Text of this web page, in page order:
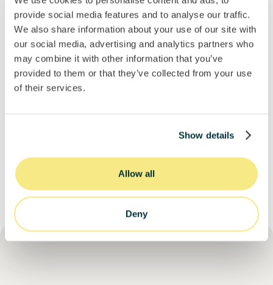
provide social media features and to analyse our traffic.
We also share information about your use of our site with
our social media, advertising and analytics partners who
may combine it with other information that you’ve
provided to them or that they’ve collected from your use
of their services.
Show details
Allow all
Deny
Mínimo Objetivo Máximo
Project location
Mount Kenya